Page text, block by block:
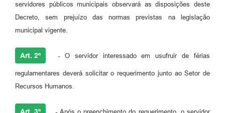
servidores públicos municipais observará as disposições deste
Decreto, sem prejuízo das normas previstas na legislação
municipal vigente.
Art. 2º - O servidor interessado em usufruir de férias
regulamentares deverá solicitar o requerimento junto ao Setor de
Recursos Humanos.